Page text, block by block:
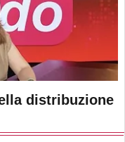
distribuzione